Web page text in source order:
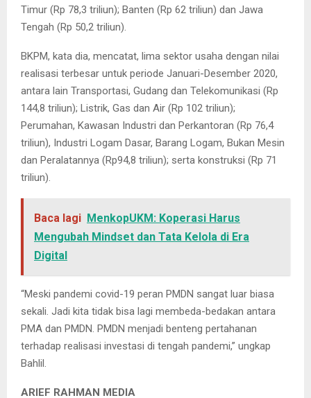
Timur (Rp 78,3 triliun); Banten (Rp 62 triliun) dan Jawa
Tengah (Rp 50,2 triliun).
BKPM, kata dia, mencatat, lima sektor usaha dengan nilai
realisasi terbesar untuk periode Januari-Desember 2020,
antara lain Transportasi, Gudang dan Telekomunikasi (Rp
144,8 triliun); Listrik, Gas dan Air (Rp 102 triliun);
Perumahan, Kawasan Industri dan Perkantoran (Rp 76,4
triliun), Industri Logam Dasar, Barang Logam, Bukan Mesin
dan Peralatannya (Rp94,8 triliun); serta konstruksi (Rp 71
triliun).
Baca lagi MenkopUKM: Koperasi Harus
Mengubah Mindset dan Tata Kelola di Era
Digital
“Meski pandemi covid-19 peran PMDN sangat luar biasa
sekali. Jadi kita tidak bisa lagi membeda-bedakan antara
PMA dan PMDN. PMDN menjadi benteng pertahanan
terhadap realisasi investasi di tengah pandemi,” ungkap
Bahlil.
ARIEF RAHMAN MEDIA